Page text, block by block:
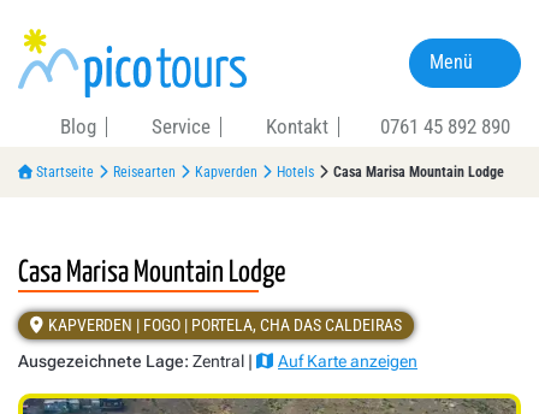
Blog Service Kontakt 0761 45 892 890
Menü
Startseite Reisearten Kapverden Hotels Casa Marisa Mountain Lodge
Casa Marisa Mountain Lodge
KAPVERDEN | FOGO | PORTELA, CHA DAS CALDEIRAS
Ausgezeichnete Lage: Zentral | Auf Karte anzeigen